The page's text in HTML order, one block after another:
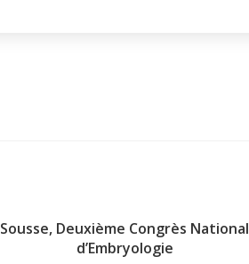
Sousse, Deuxième Congrès National
d’Embryologie